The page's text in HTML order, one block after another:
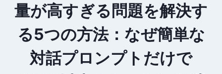
量が高すぎる問題を解決す
る5つの方法：なぜ簡単な
対話プロンプトだけで